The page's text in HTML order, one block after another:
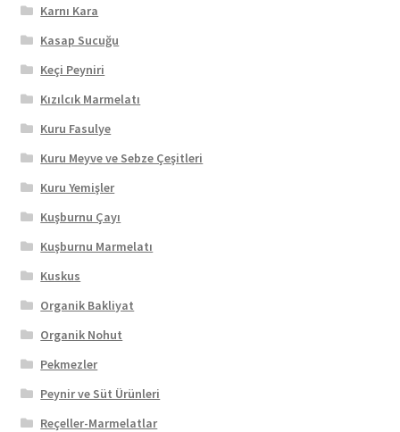
Karnı Kara
Kasap Sucuğu
Keçi Peyniri
Kızılcık Marmelatı
Kuru Fasulye
Kuru Meyve ve Sebze Çeşitleri
Kuru Yemişler
Kuşburnu Çayı
Kuşburnu Marmelatı
Kuskus
Organik Bakliyat
Organik Nohut
Pekmezler
Peynir ve Süt Ürünleri
Reçeller-Marmelatlar